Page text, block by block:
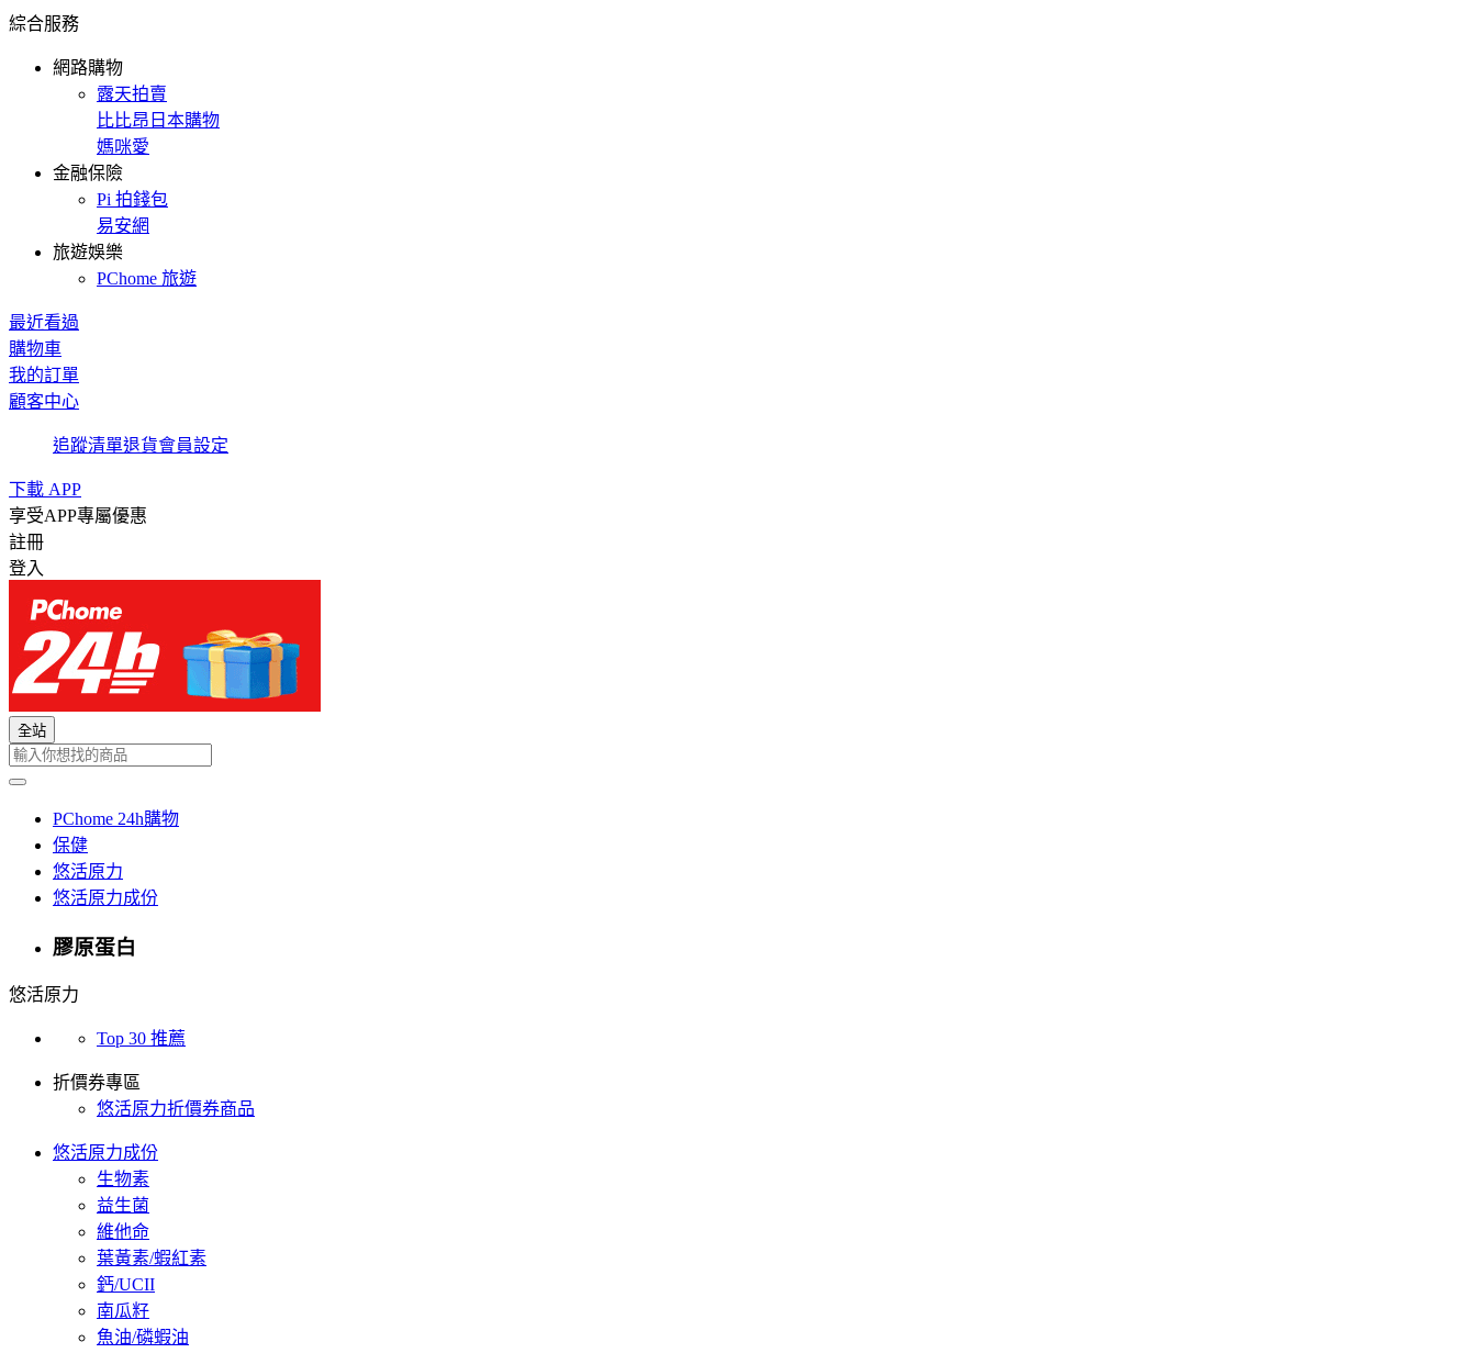
綜合服務
網路購物
露天拍賣
比比昂日本購物
媽咪愛
金融保險
Pi 拍錢包
易安網
旅遊娛樂
PChome 旅遊
最近看過
購物車
我的訂單
顧客中心
追蹤清單退貨會員設定
下載 APP
享受APP專屬優惠
註冊
登入
全站
PChome 24h購物
保健
悠活原力
悠活原力成份
膠原蛋白
悠活原力
Top 30 推薦
折價券專區
悠活原力折價券商品
悠活原力成份
生物素
益生菌
維他命
葉黃素/蝦紅素
鈣/UCII
南瓜籽
魚油/磷蝦油